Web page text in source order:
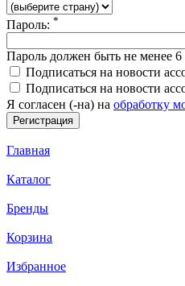
Пароль: *
Пароль должен быть не менее
Подписаться на новости
Подписаться на новости
Я согласен (-на) на обработку
Главная
Каталог
Бренды
Корзина
Избранное